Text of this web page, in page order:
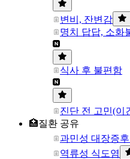
변비, 잔변감
명치 답답, 소화
식사 후 불편함
진단 전 고민(이
🏥질환 공유
과민성 대장증
역류성 식도염